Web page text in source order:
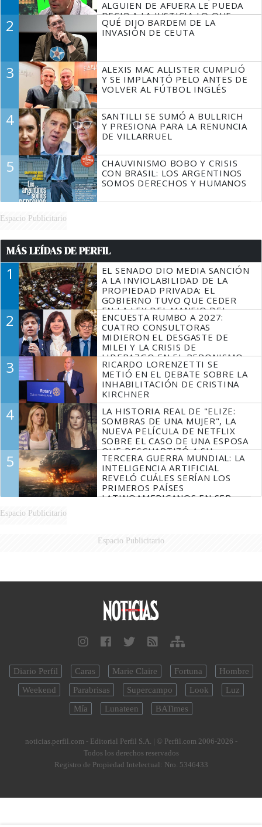
ALGUIEN DE AFUERA LE PUEDA
DECIR A LA JUSTICIA LO QUE
TIENE QUE HACER"
2
QUÉ DIJO BARDEM DE LA
INVASIÓN DE CEUTA
3
ALEXIS MAC ALLISTER CUMPLIÓ
Y SE IMPLANTÓ PELO ANTES DE
VOLVER AL FÚTBOL INGLÉS
4
SANTILLI SE SUMÓ A BULLRICH
Y PRESIONA PARA LA RENUNCIA
DE VILLARRUEL
5
CHAUVINISMO BOBO Y CRISIS
CON BRASIL: LOS ARGENTINOS
SOMOS DERECHOS Y HUMANOS
Espacio Publicitario
MÁS LEÍDAS DE PERFIL
1
EL SENADO DIO MEDIA SANCIÓN
A LA INVIOLABILIDAD DE LA
PROPIEDAD PRIVADA: EL
GOBIERNO TUVO QUE CEDER
EN LA LEY DEL MANEJO DEL
FUEGO
2
ENCUESTA RUMBO A 2027:
CUATRO CONSULTORAS
MIDIERON EL DESGASTE DE
MILEI Y LA CRISIS DE
LIDERAZGO EN EL PERONISMO
3
RICARDO LORENZETTI SE
METIÓ EN EL DEBATE SOBRE LA
INHABILITACIÓN DE CRISTINA
KIRCHNER
4
LA HISTORIA REAL DE "ELIZE:
SOMBRAS DE UNA MUJER", LA
NUEVA PELÍCULA DE NETFLIX
SOBRE EL CASO DE UNA ESPOSA
QUE DESCUARTIZÓ A SU
MARIDO
5
TERCERA GUERRA MUNDIAL: LA
INTELIGENCIA ARTIFICIAL
REVELÓ CUÁLES SERÍAN LOS
PRIMEROS PAÍSES
LATINOAMERICANOS EN SER
Espacio Publicitario
Espacio Publicitario
Diario Perfil Caras Marie Claire Fortuna
Hombre
Weekend
Parabrisas Supercampo Look
Luz
Mía
Lunateen BATimes
noticias.perfil.com - Editorial Perfil S.A. | © Perfil.com 2006-2026 -
Todos los derechos reservados
Registro de Propiedad Intelectual: Nro. 5346433